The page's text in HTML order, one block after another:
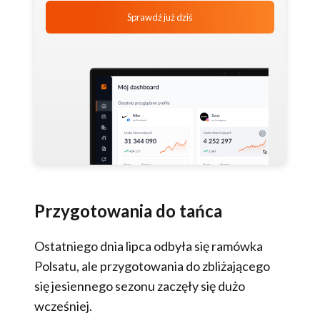
Sprawdź już dziś
Przygotowania do tańca
Ostatniego dnia lipca odbyła się ramówka
Polsatu, ale przygotowania do zbliżającego
się jesiennego sezonu zaczęły się dużo
wcześniej.